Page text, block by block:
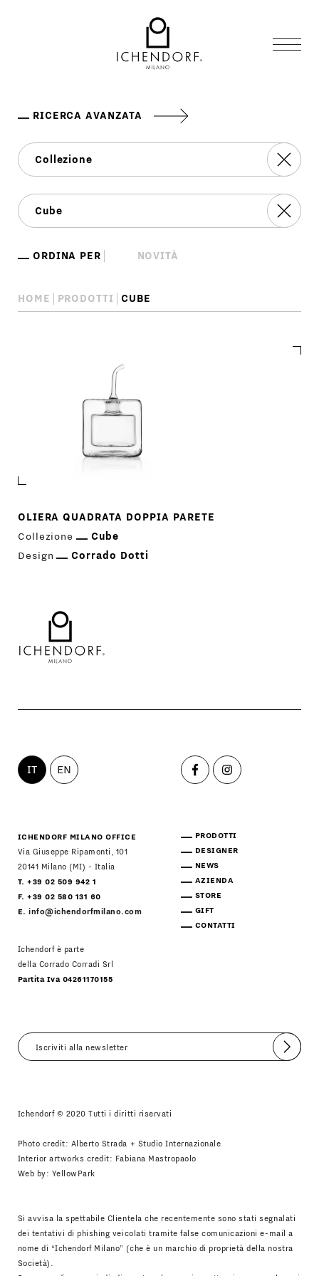
DESIGNER
AZIENDA
CONTATTI
RICERCA AVANZATA
ORDINA PER
HOME PRODOTTI CUBE
OLIERA QUADRATA DOPPIA PARETE
Collezione
Cube
Design
Corrado Dotti
IT EN
ICHENDORF MILANO OFFICE
Via Giuseppe Ripamonti, 101
20141 Milano (MI) - Italia
T. +39 02 509 942 1
F. +39 02 580 131 60
E.info@ichendorfmilano.com
Ichendorf è parte
della Corrado Corradi Srl
Partita Iva 04261170155
PRODOTTI
DESIGNER
NEWS
AZIENDA
STORE
GIFT
CONTATTI
Invia
Ichendorf © 2020 Tutti i diritti riservati
Photo credit: Alberto Strada + Studio Internazionale
Interior artworks credit: Fabiana Mastropaolo
Web by: YellowPark
Si avvisa la spettabile Clientela che recentemente sono stati segnalati
dei tentativi di phishing veicolati tramite false comunicazioni e-mail a
nome di “Ichendorf Milano” (che è un marchio di proprietà della nostra
Società).